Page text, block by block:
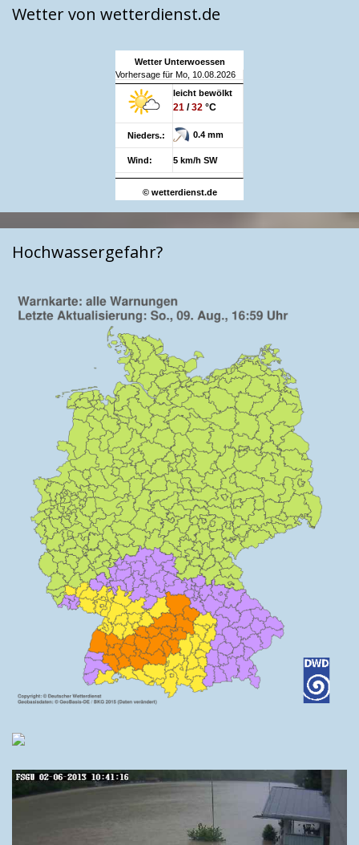
Wetter von wetterdienst.de
Wetter Unterwoessen
Vorhersage für Mo, 10.08.2026
leicht bewölkt
21 /32 °C
Nieders.: 0.4 mm
Wind: 5 km/h SW
© wetterdienst.de
Hochwassergefahr?